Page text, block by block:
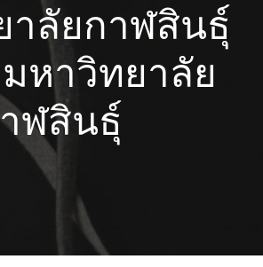
ลัยกาฬสินธุ์
หาวิทยาลัย
ฬสินธุ์